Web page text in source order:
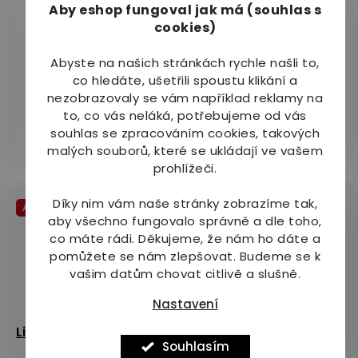
Aby eshop fungoval jak má (souhlas s
cookies)
Abyste na našich stránkách rychle našli to,
co hledáte, ušetřili spoustu klikání a
nezobrazovaly se vám například reklamy na
to, co vás neláká, potřebujeme od vás
souhlas se zpracováním cookies, takových
malých souborů, které se ukládají ve vašem
prohlížeči.
Díky nim vám naše stránky zobrazíme tak,
aby všechno fungovalo správně a dle toho,
co máte rádi. Děkujeme, že nám ho dáte a
pomůžete se nám zlepšovat. Budeme se k
vašim datům chovat citlivě a slušně.
Nastavení
Souhlasím
–31 %
100 ml
Průměrné
hodnocení
produktu
z
5
hvězdiček.
Skladem
(>10 ks)
115 Kč
–6 %
Průměrné
hodnocení
produktu
je
5,0
5
hvězdiček.
Skladem
(8 ks)
269 Kč
Akce
Liftea Sladké sny 30 tbl.
Akce
Liftea Colagenova
Beauty Gummies 120